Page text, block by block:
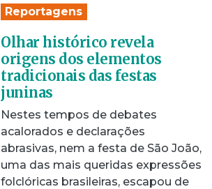
Reportagens
Olhar histórico revela
origens dos elementos
tradicionais das festas
juninas
Nestes tempos de debates
acalorados e declarações
abrasivas, nem a festa de São João,
uma das mais queridas expressões
folclóricas brasileiras, escapou de